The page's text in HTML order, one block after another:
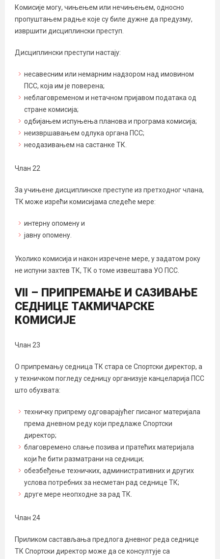
Комисије могу, чињењем или нечињењем, односно
пропуштањем радње које су биле дужне да предузму,
извршити дисциплински преступ.
Дисциплински преступи настају:
несавесним или немарним надзором над имовином
ПСС, која им је поверена;
неблаговременом и нетачном пријавом података од
стране комисија;
одбијањем испуњења планова и програма комисија;
неизвршавањем одлука органа ПСС;
неодазивањем на састанке ТК.
Члан 22
За учињене дисциплинске преступе из претходног члана,
ТК може изрећи комисијама следеће мере:
интерну опомену и
јавну опомену.
Уколико комисија и након изречене мере, у задатом року
не испуни захтев ТК, ТК о томе извештава УО ПСС.
VII – ПРИПРЕМАЊЕ И САЗИВАЊЕ
СЕДНИЦЕ ТАКМИЧАРСКЕ
КОМИСИЈЕ
Члан 23
О припремању седница ТК стара се Спортски директор, а
у техничком погледу седницу организује канцеларија ПСС
што обухвата:
техничку припрему одговарајућег писаног материјала
према дневном реду који предлаже Спортски
директор;
благовремено слање позива и пратећих материјала
који ће бити разматрани на седници;
обезбеђење техничких, административних и других
услова потребних за несметан рад седнице ТК;
друге мере неопходне за рад ТК.
Члан 24
Приликом састављања предлога дневног реда седнице
ТК Спортски директор може да се консултује са